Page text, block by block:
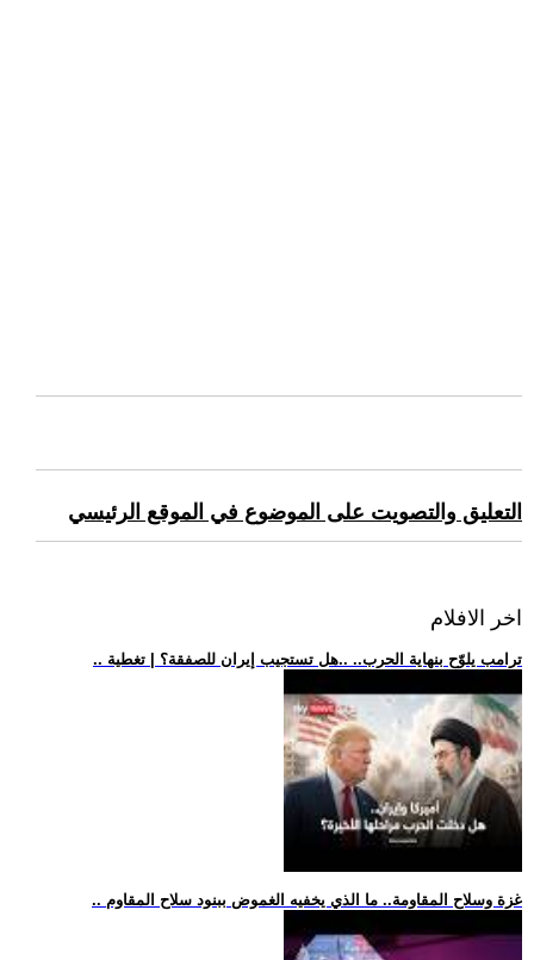
التعليق والتصويت على الموضوع في الموقع الرئيسي
اخر الافلام
.. ترامب يلوّح بنهاية الحرب.. ..هل تستجيب إيران للصفقة؟ | تغطية
.. غزة وسلاح المقاومة.. ما الذي يخفيه الغموض ببنود سلاح المقاوم